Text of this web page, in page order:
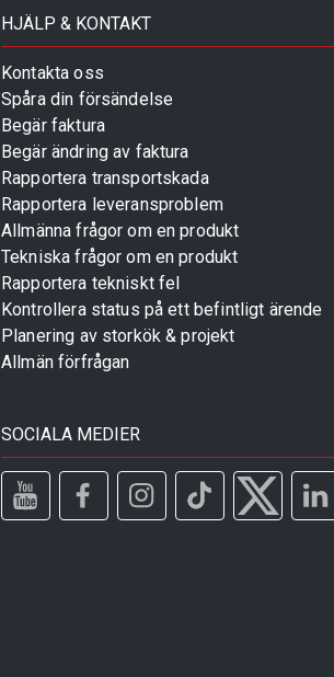
HJÄLP & KONTAKT
Kontakta oss
Spåra din försändelse
Begär faktura
Begär ändring av faktura
Rapportera transportskada
Rapportera leveransproblem
Allmänna frågor om en produkt
Tekniska frågor om en produkt
Rapportera tekniskt fel
Kontrollera status på ett befintligt ärende
Planering av storkök & projekt
Allmän förfrågan
SOCIALA MEDIER